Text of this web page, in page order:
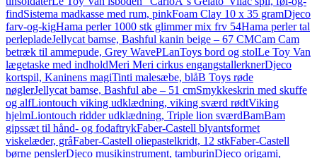
findSistema madkasse med rum, pinkFoam Clay 10 x 35 gramDjeco
farv-og-kigHama perler 1000 stk glimmer mix frv 54Hama perler tal
perlepladeJellycat bamse, Bashful kanin beige – 67 CMCam Cam
betræk til ammepude, Grey WavePLanToys bord og stolLe Toy Van
lægetaske med indholdMeri Meri cirkus engangstallerknerDjeco
kortspil, Kaninens magiTinti malesæbe, blåB Toys røde
nøglerJellycat bamse, Bashful abe – 51 cmSmykkeskrin med skuffe
og alfLiontouch viking udklædning, viking sværd rødtViking
hjelmLiontouch ridder udklædning, Triple lion sværdBamBam
gipssæt til hånd- og fodaftrykFaber-Castell blyantsformet
viskelæder, gråFaber-Castell oliepastelkridt, 12 stkFaber-Castell
børne penslerDjeco musikinstrument, tamburinDjeco origami,